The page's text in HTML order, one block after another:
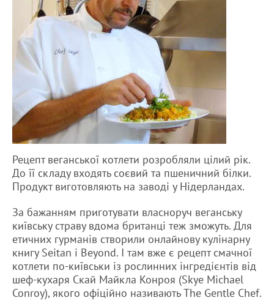
Рецепт веганської котлети розробляли цілий рік.
До її складу входять соєвий та пшеничний білки.
Продукт виготовляють на заводі у Нідерландах.
За бажанням приготувати власноруч веганську
київську страву вдома британці теж зможуть. Для
етичних гурманів створили онлайнову кулінарну
книгу Seitan і Beyond. І там вже є рецепт смачної
котлети по-київськи із рослинних інгредієнтів від
шеф-кухаря Скай Майкла Конроя (Skye Michael
Conroy), якого офіційно називають The Gentle Chef.